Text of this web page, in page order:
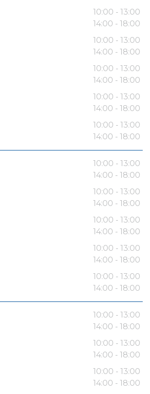
10:00 - 13:00
14:00 - 18:00
10:00 - 13:00
14:00 - 18:00
10:00 - 13:00
14:00 - 18:00
10:00 - 13:00
14:00 - 18:00
10:00 - 13:00
14:00 - 18:00
10:00 - 13:00
14:00 - 18:00
10:00 - 13:00
14:00 - 18:00
10:00 - 13:00
14:00 - 18:00
10:00 - 13:00
14:00 - 18:00
10:00 - 13:00
14:00 - 18:00
10:00 - 13:00
14:00 - 18:00
10:00 - 13:00
14:00 - 18:00
10:00 - 13:00
14:00 - 18:00